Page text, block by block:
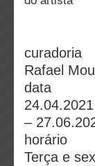
curadoria
Rafael
data
24.04.2021
–
horário
Terça e